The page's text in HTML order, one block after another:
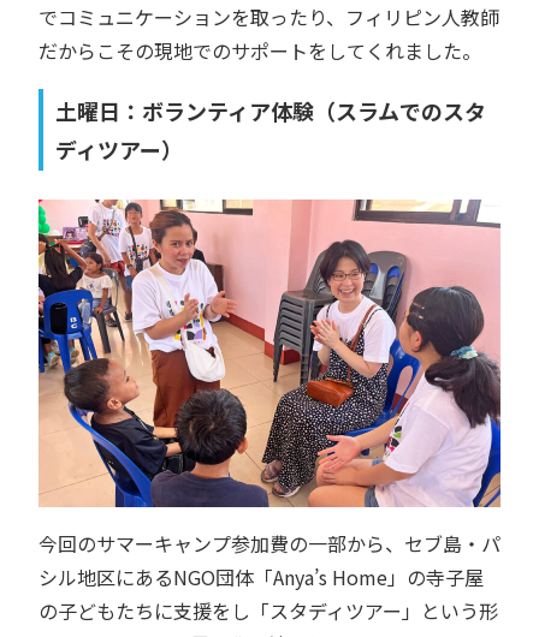
でコミュニケーションを取ったり、フィリピン人教師
だからこその現地でのサポートをしてくれました。
土曜日：ボランティア体験（スラムでのスタ
ディツアー）
今回のサマーキャンプ参加費の一部から、セブ島・パ
シル地区にあるNGO団体「Anya’s Home」の寺子屋
の子どもたちに支援をし「スタディツアー」という形